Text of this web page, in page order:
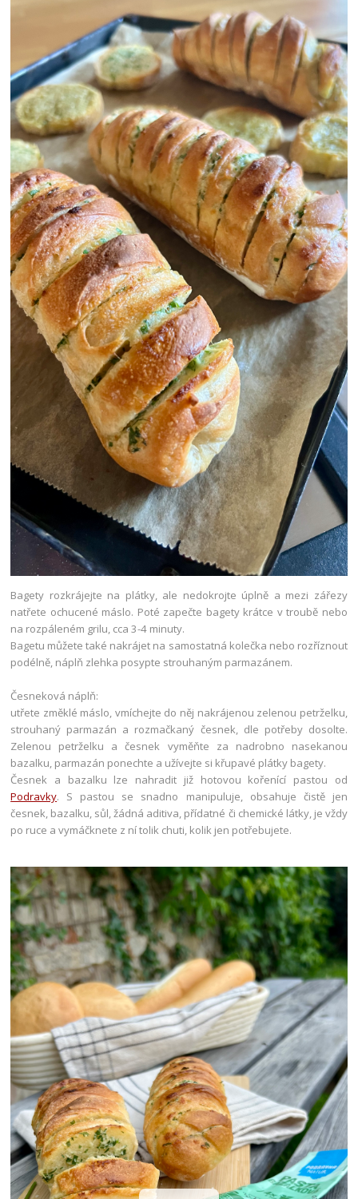
Bagety rozkrájejte na plátky, ale nedokrojte úplně a mezi zářezy
natřete ochucené máslo. Poté zapečte bagety krátce v troubě nebo
na rozpáleném grilu, cca 3-4 minuty.
Bagetu můžete také nakrájet na samostatná kolečka nebo rozříznout
podélně, náplň zlehka posypte strouhaným parmazánem.
Česneková náplň:
utřete změklé máslo, vmíchejte do něj nakrájenou zelenou petrželku,
strouhaný parmazán a rozmačkaný česnek, dle potřeby dosolte.
Zelenou petrželku a česnek vyměňte za nadrobno nasekanou
bazalku, parmazán ponechte a užívejte si křupavé plátky bagety.
Česnek a bazalku lze nahradit již hotovou kořenící pastou od
Podravky. S pastou se snadno manipuluje, obsahuje čistě jen
česnek, bazalku, sůl, žádná aditiva, přídatné či chemické látky, je vždy
po ruce a vymáčknete z ní tolik chuti, kolik jen potřebujete.